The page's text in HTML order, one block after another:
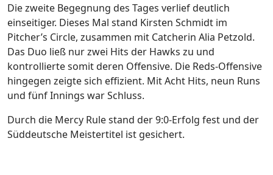
Die zweite Begegnung des Tages verlief deutlich
einseitiger. Dieses Mal stand Kirsten Schmidt im
Pitcher’s Circle, zusammen mit Catcherin Alia Petzold.
Das Duo ließ nur zwei Hits der Hawks zu und
kontrollierte somit deren Offensive. Die Reds-Offensive
hingegen zeigte sich effizient. Mit Acht Hits, neun Runs
und fünf Innings war Schluss.
Durch die Mercy Rule stand der 9:0-Erfolg fest und der
Süddeutsche Meistertitel ist gesichert.